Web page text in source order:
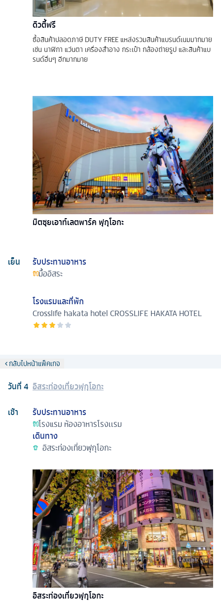
ดิวตี้ฟรี
ซื้อสินค้าปลอดภาษี DUTY FREE แหล่งรวมสินค้าแบรนด์เนมมากมาย
เช่น นาฬิกา แว่นตา เครื่องสำอาง กระเป๋า กล้องถ่ายรูป และสินค้าแบ
รนด์อื่นๆ อีกมากมาย
มิตซุยเอาท์เลตพาร์ค ฟุกุโอกะ
เย็น
รับประทานอาหาร
มื้ออิสระ
โรงแรมและที่พัก
Crosslife hakata hotelCROSSLIFE HAKATA HOTEL
กลับไปหน้าแพ็คเกจ
วันที่4 อิสระท่องเที่ยวฟุกุโอกะ
เช้า
รับประทานอาหาร
โรงแรม ห้องอาหารโรงเเรม
เดินทาง
อิสระท่องเที่ยวฟุกุโอกะ
อิสระท่องเที่ยวฟุกุโอกะ